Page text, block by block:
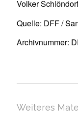
Volker
Quelle: DFF /
Archivnummer:
Weiteres